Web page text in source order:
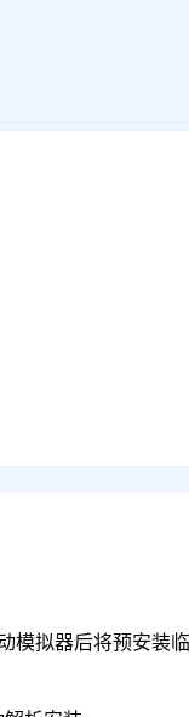
模拟器后将预安装